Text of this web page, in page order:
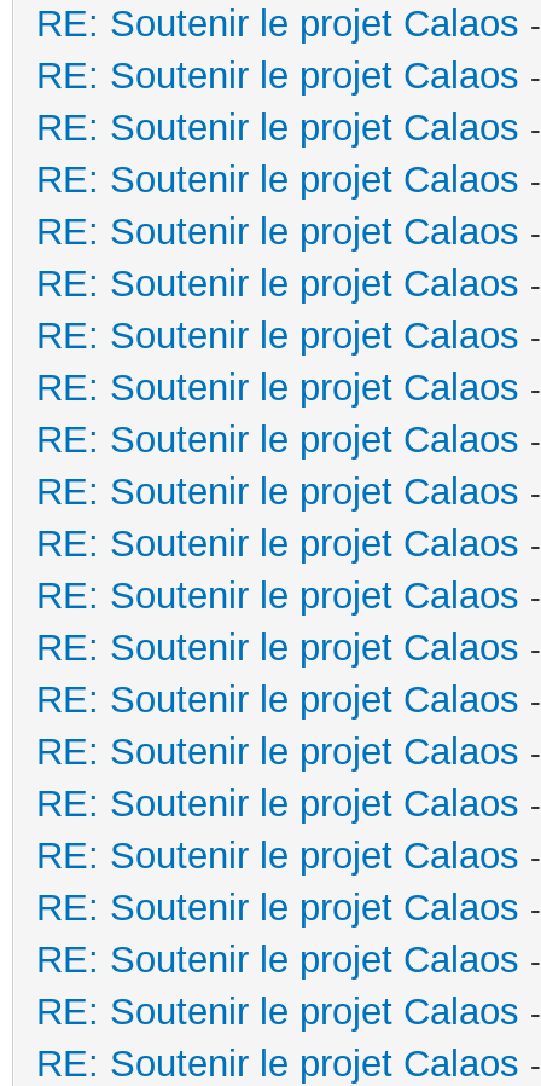
RE: Soutenir le projet Calaos
RE: Soutenir le projet Calaos
RE: Soutenir le projet Calaos
RE: Soutenir le projet Calaos
RE: Soutenir le projet Calaos
RE: Soutenir le projet Calaos
RE: Soutenir le projet Calaos
RE: Soutenir le projet Calaos
RE: Soutenir le projet Calaos
RE: Soutenir le projet Calaos
RE: Soutenir le projet Calaos
RE: Soutenir le projet Calaos
RE: Soutenir le projet Calaos
RE: Soutenir le projet Calaos
RE: Soutenir le projet Calaos
RE: Soutenir le projet Calaos
RE: Soutenir le projet Calaos
RE: Soutenir le projet Calaos
RE: Soutenir le projet Calaos
RE: Soutenir le projet Calaos
RE: Soutenir le projet Calaos